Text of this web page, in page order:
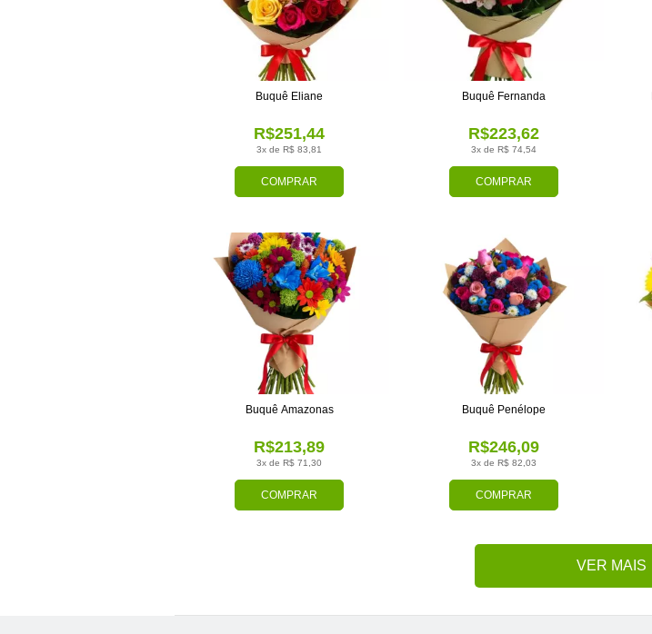
COMPRAR
3x de R$ 83,81
R$251,44
Buquê Eliane
COMPRAR
3x de R$ 74,54
R$223,62
Buquê Fernanda
COMPRAR
3x de R$ 71,30
R$213,89
Buquê Amazonas
COMPRAR
3x de R$ 82,03
R$246,09
Buquê Penélope
VER MAIS